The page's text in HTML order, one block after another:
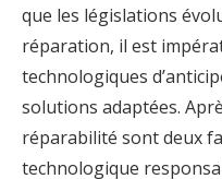
que les législations
réparation, il est
technologiques
solutions adaptées.
réparabilité sont deux
technologique